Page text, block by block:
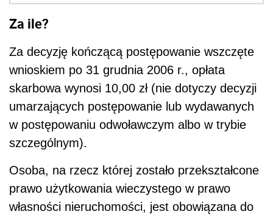
Za ile?
Za decyzję kończącą postępowanie wszczęte
wnioskiem po 31 grudnia 2006 r., opłata
skarbowa wynosi 10,00 zł (nie dotyczy decyzji
umarzających postępowanie lub wydawanych
w postępowaniu odwoławczym albo w trybie
szczególnym).
Osoba, na rzecz której zostało przekształcone
prawo użytkowania wieczystego w prawo
własności nieruchomości, jest obowiązana do